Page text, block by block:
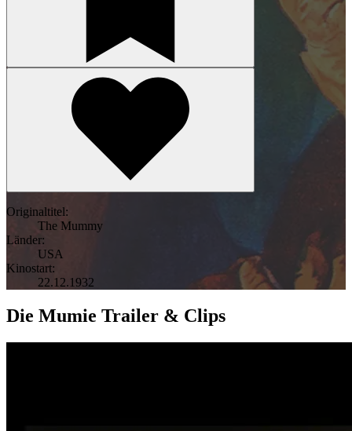
Originaltitel:
The Mummy
Länder:
USA
Kinostart:
22.12.1932
Die Mumie Trailer & Clips